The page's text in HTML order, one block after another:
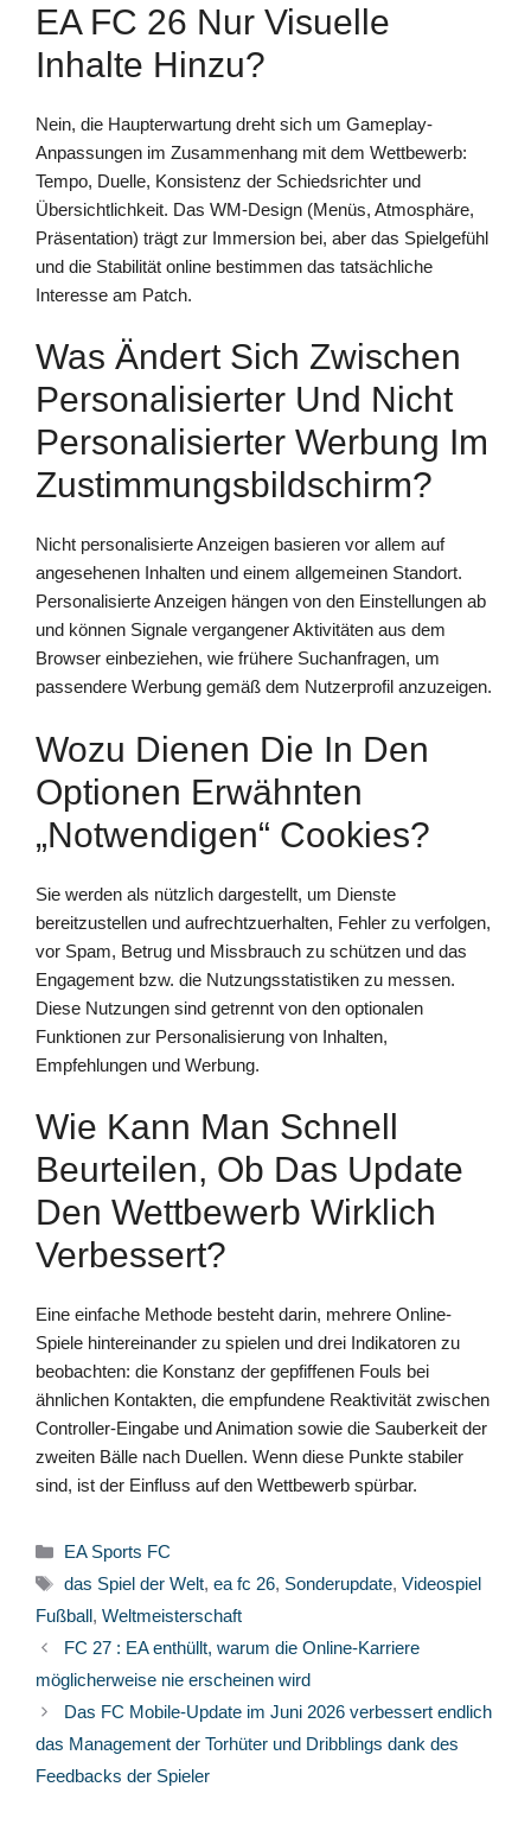
EA FC 26 Nur Visuelle
Inhalte Hinzu?
Nein, die Haupterwartung dreht sich um Gameplay-
Anpassungen im Zusammenhang mit dem Wettbewerb:
Tempo, Duelle, Konsistenz der Schiedsrichter und
Übersichtlichkeit. Das WM-Design (Menüs, Atmosphäre,
Präsentation) trägt zur Immersion bei, aber das Spielgefühl
und die Stabilität online bestimmen das tatsächliche
Interesse am Patch.
Was Ändert Sich Zwischen
Personalisierter Und Nicht
Personalisierter Werbung Im
Zustimmungsbildschirm?
Nicht personalisierte Anzeigen basieren vor allem auf
angesehenen Inhalten und einem allgemeinen Standort.
Personalisierte Anzeigen hängen von den Einstellungen ab
und können Signale vergangener Aktivitäten aus dem
Browser einbeziehen, wie frühere Suchanfragen, um
passendere Werbung gemäß dem Nutzerprofil anzuzeigen.
Wozu Dienen Die In Den
Optionen Erwähnten
„notwendigen“ Cookies?
Sie werden als nützlich dargestellt, um Dienste
bereitzustellen und aufrechtzuerhalten, Fehler zu verfolgen,
vor Spam, Betrug und Missbrauch zu schützen und das
Engagement bzw. die Nutzungsstatistiken zu messen.
Diese Nutzungen sind getrennt von den optionalen
Funktionen zur Personalisierung von Inhalten,
Empfehlungen und Werbung.
Wie Kann Man Schnell
Beurteilen, Ob Das Update
Den Wettbewerb Wirklich
Verbessert?
Eine einfache Methode besteht darin, mehrere Online-
Spiele hintereinander zu spielen und drei Indikatoren zu
beobachten: die Konstanz der gepfiffenen Fouls bei
ähnlichen Kontakten, die empfundene Reaktivität zwischen
Controller-Eingabe und Animation sowie die Sauberkeit der
zweiten Bälle nach Duellen. Wenn diese Punkte stabiler
sind, ist der Einfluss auf den Wettbewerb spürbar.
Kategorien
EA Sports FC
Schlagwörter
das Spiel der Welt, ea fc 26, Sonderupdate, Videospiel
Fußball, Weltmeisterschaft
FC 27 : EA enthüllt, warum die Online-Karriere
möglicherweise nie erscheinen wird
Das FC Mobile-Update im Juni 2026 verbessert endlich
das Management der Torhüter und Dribblings dank des
Feedbacks der Spieler